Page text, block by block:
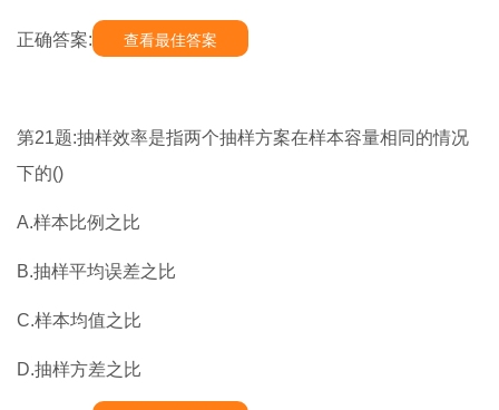
正确答案: 查看最佳答案
第21题:抽样效率是指两个抽样方案在样本容量相同的情况
下的()
A.样本比例之比
B.抽样平均误差之比
C.样本均值之比
D.抽样方差之比